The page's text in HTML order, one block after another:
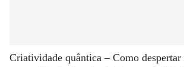
Criatividade quântica – Como despertar